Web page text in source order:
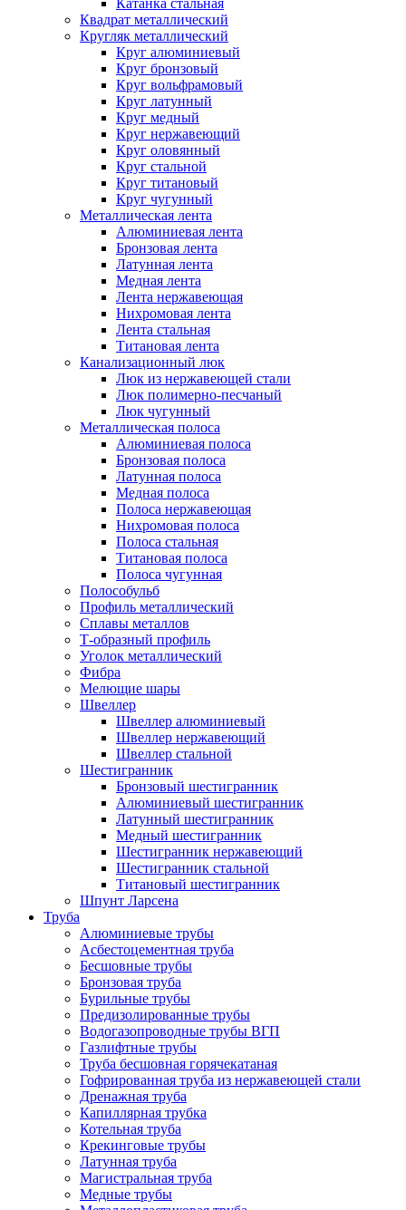
Катанка стальная
Квадрат металлический
Кругляк металлический
Круг алюминиевый
Круг бронзовый
Круг вольфрамовый
Круг латунный
Круг медный
Круг нержавеющий
Круг оловянный
Круг стальной
Круг титановый
Круг чугунный
Металлическая лента
Алюминиевая лента
Бронзовая лента
Латунная лента
Медная лента
Лента нержавеющая
Нихромовая лента
Лента стальная
Титановая лента
Канализационный люк
Люк из нержавеющей стали
Люк полимерно-песчаный
Люк чугунный
Металлическая полоса
Алюминиевая полоса
Бронзовая полоса
Латунная полоса
Медная полоса
Полоса нержавеющая
Нихромовая полоса
Полоса стальная
Титановая полоса
Полоса чугунная
Полособульб
Профиль металлический
Сплавы металлов
Т-образный профиль
Уголок металлический
Фибра
Мелющие шары
Швеллер
Швеллер алюминиевый
Швеллер нержавеющий
Швеллер стальной
Шестигранник
Бронзовый шестигранник
Алюминиевый шестигранник
Латунный шестигранник
Медный шестигранник
Шестигранник нержавеющий
Шестигранник стальной
Титановый шестигранник
Шпунт Ларсена
Труба
Алюминиевые трубы
Асбестоцементная труба
Бесшовные трубы
Бронзовая труба
Бурильные трубы
Предизолированные трубы
Водогазопроводные трубы ВГП
Газлифтные трубы
Труба бесшовная горячекатаная
Гофрированная труба из нержавеющей стали
Дренажная труба
Капиллярная трубка
Котельная труба
Крекинговые трубы
Латунная труба
Магистральная труба
Медные трубы